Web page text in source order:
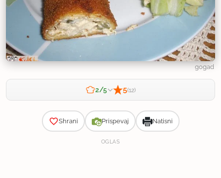
gogad
2/5 5(12)
Shrani Prispevaj Natisni
OGLAS